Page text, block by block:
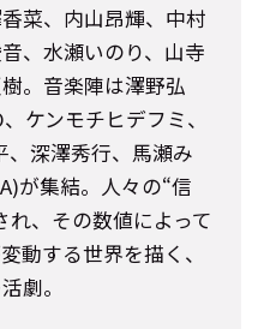
菜、内山昂輝、中村
、水瀬いのり、山寺
。音楽陣は澤野弘
ケンモチヒデフミ、
、深澤秀行、馬瀬み
が集結。人々の“信
れ、その数値によって
動する世界を描く、
劇。